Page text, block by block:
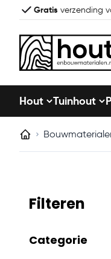
Gratis verzending
Hout Tuinhout
Filteren
Categorie